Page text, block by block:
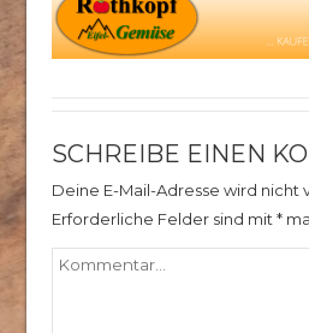
SCHREIBE EINEN
Deine E-Mail-Adresse wird nicht
Erforderliche Felder sind mit *